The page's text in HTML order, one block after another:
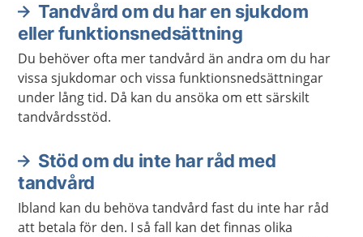
Tandvård om du har en sjukdom
eller funktionsnedsättning
Du behöver ofta mer tandvård än andra om du har
vissa sjukdomar och vissa funktionsnedsättningar
under lång tid. Då kan du ansöka om ett särskilt
tandvårdsstöd.
Stöd om du inte har råd med
tandvård
Ibland kan du behöva tandvård fast du inte har råd
att betala för den. I så fall kan det finnas olika